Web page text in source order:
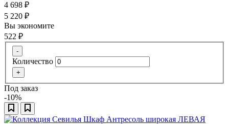
4 698 ₽
5 220 ₽
Вы экономите
522 ₽
-
Количество
+
Под заказ
-10%